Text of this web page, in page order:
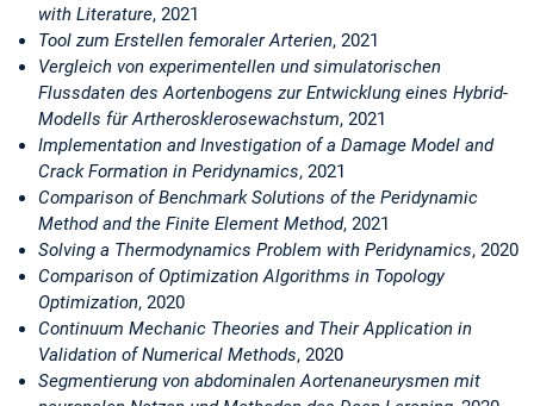
with Literature, 2021
Tool zum Erstellen femoraler Arterien, 2021
Vergleich von experimentellen und simulatorischen
Flussdaten des Aortenbogens zur Entwicklung eines Hybrid-
Modells für Artherosklerosewachstum, 2021
Implementation and Investigation of a Damage Model and
Crack Formation in Peridynamics, 2021
Comparison of Benchmark Solutions of the Peridynamic
Method and the Finite Element Method, 2021
Solving a Thermodynamics Problem with Peridynamics, 2020
Comparison of Optimization Algorithms in Topology
Optimization, 2020
Continuum Mechanic Theories and Their Application in
Validation of Numerical Methods, 2020
Segmentierung von abdominalen Aortenaneurysmen mit